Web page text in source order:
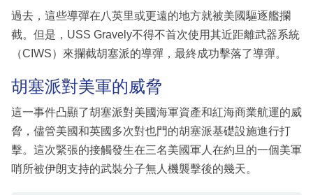
過去，這些導彈在八英里或更遠的地方就被美國驅逐艦攔
截。但是，USS Gravely不得不首次使用其近距離武器系統
（CIWS）來攔截胡塞派的導彈，最終成功擊落了導彈。
胡塞派對美軍的威脅
這一事件凸顯了胡塞派對美國海軍資產和紅海商業航運的威
脅，儘管美國和英國多次對也門的胡塞派基礎設施進行打
擊。這次緊張的接觸發生在三名美國軍人在約旦的一個美軍
哨所被伊朗支持的武裝分子無人機襲擊後的幾天。